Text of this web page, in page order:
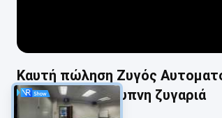
Καυτή πώληση Ζυγός
ηλεκτρονική έξυπνη ζυγαριά